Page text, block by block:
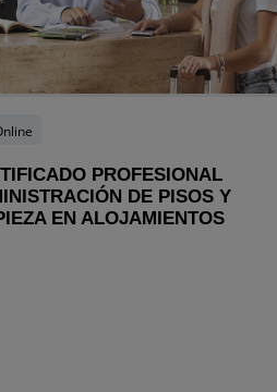
PROFESIONAL
DE PISOS Y
EN ALOJAMIENTOS